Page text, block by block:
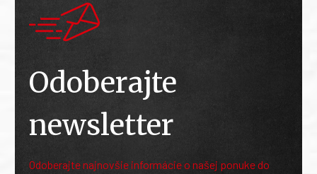
Odoberajte
newsletter
Odoberajte najnovšie informácie o našej ponuke do